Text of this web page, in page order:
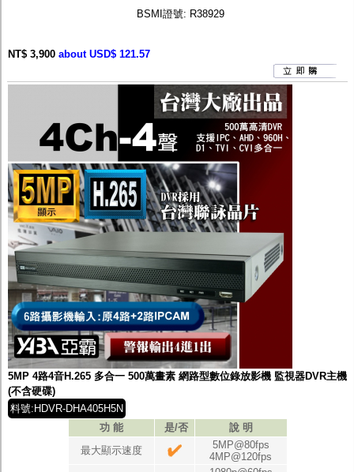
BSMI 證號: R38929
NT$ 3,900 about USD$ 121.57
5MP 4路4音H.265 多合一 500萬畫素 網路型數位錄放影機 監視器DVR主機
(不含硬碟)
料號:HDVR-DHA405H5N
功 能
是/否
說 明
最大顯示速度
5MP@80fps
4MP@120fps